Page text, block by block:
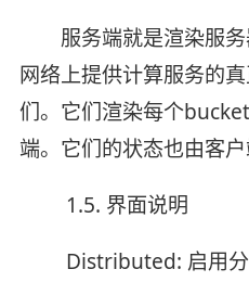
服务端就是渲染服务
网络上提供计算服务的
们。它们渲染每个
端。它们的状态也由客户
1.5. 界面说明
Distributed: 启用分